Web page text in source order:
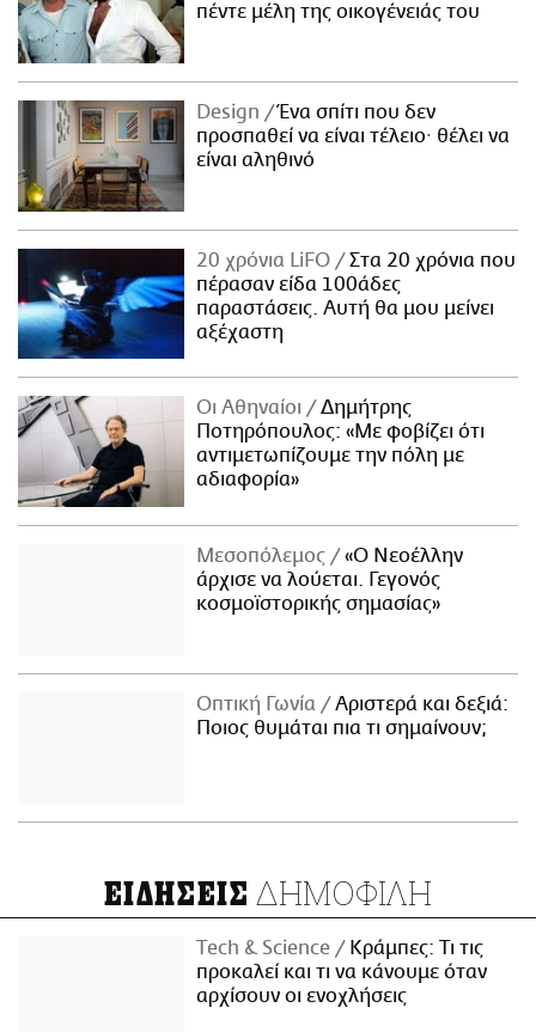
πέντε μέλη της οικογένειάς του
Design
Ένα σπίτι που δεν
προσπαθεί να είναι τέλειο· θέλει να
είναι αληθινό
20 χρόνια LiFO
Στα 20 χρόνια που
πέρασαν είδα 100άδες
παραστάσεις. Αυτή θα μου μείνει
αξέχαστη
Οι Αθηναίοι
Δημήτρης
Ποτηρόπουλος: «Με φοβίζει ότι
αντιμετωπίζουμε την πόλη με
αδιαφορία»
Μεσοπόλεμος
«Ο Νεοέλλην
άρχισε να λούεται. Γεγονός
κοσμοϊστορικής σημασίας»
Οπτική Γωνία
Αριστερά και δεξιά:
Ποιος θυμάται πια τι σημαίνουν;
ΕΙΔΗΣΕΙΣ ΔΗΜΟΦΙΛΗ
Τech & Science
Κράμπες: Τι τις
προκαλεί και τι να κάνουμε όταν
αρχίσουν οι ενοχλήσεις